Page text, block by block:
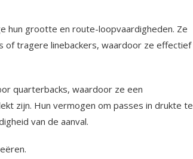
hun grootte en route-loopvaardigheden. Ze
of tragere linebackers, waardoor ze effectief
quarterbacks, waardoor ze een
zijn. Hun vermogen om passes in drukte te
van de aanval.